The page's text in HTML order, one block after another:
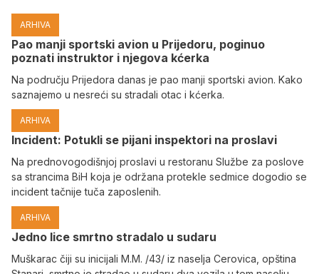
ARHIVA
Pao manji sportski avion u Prijedoru, poginuo
poznati instruktor i njegova kćerka
Na području Prijedora danas je pao manji sportski avion. Kako
saznajemo u nesreći su stradali otac i kćerka.
ARHIVA
Incident: Potukli se pijani inspektori na proslavi
Na prednovogodišnjoj proslavi u restoranu Službe za poslove
sa strancima BiH koja je održana protekle sedmice dogodio se
incident tačnije tuča zaposlenih.
ARHIVA
Јedno lice smrtno stradalo u sudaru
Muškarac čiji su inicijali M.M. /43/ iz naselja Cerovica, opština